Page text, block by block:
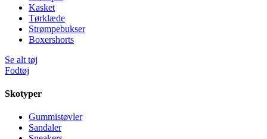
Kasket
Tørklæde
Strømpebukser
Boxershorts
Se alt tøj
Fodtøj
Skotyper
Gummistøvler
Sandaler